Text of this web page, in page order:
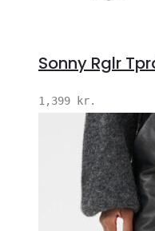
Sonny Rglr
1,399 kr.